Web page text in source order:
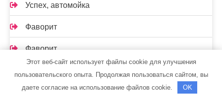
Успех, автомойка
Фаворит
Фаворит
Хозяйкин дОм
Этот веб-сайт использует файлы cookie для улучшения
пользовательского опыта. Продолжая пользоваться сайтом, вы
даете согласие на использование файлов cookie.
OK